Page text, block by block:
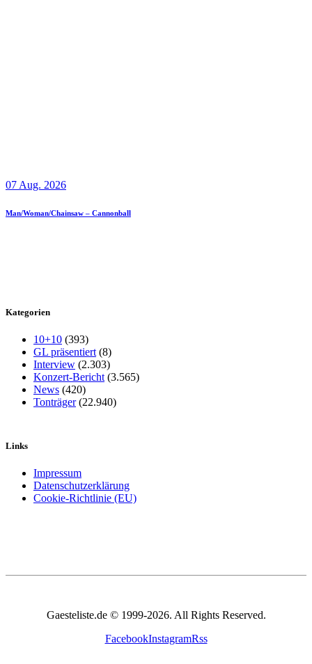
07 Aug. 2026
Man/Woman/Chainsaw – Cannonball
Kategorien
10+10 (393)
GL präsentiert (8)
Interview (2.303)
Konzert-Bericht (3.565)
News (420)
Tonträger(22.940)
Links
Impressum
Datenschutzerklärung
Cookie-Richtlinie (EU)
Gaesteliste.de © 1999-2026. All Rights Reserved.
FacebookInstagramRss